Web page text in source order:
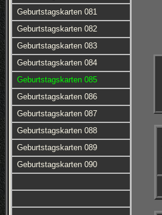
Geburtstagskarten 081
Geburtstagskarten 082
Geburtstagskarten 083
Geburtstagskarten 084
Geburtstagskarten 085
Geburtstagskarten 086
Geburtstagskarten 087
Geburtstagskarten 088
Geburtstagskarten 089
Geburtstagskarten 090